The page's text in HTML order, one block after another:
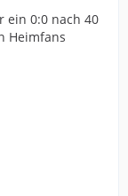
ein 0:0 nach 40
Heimfans